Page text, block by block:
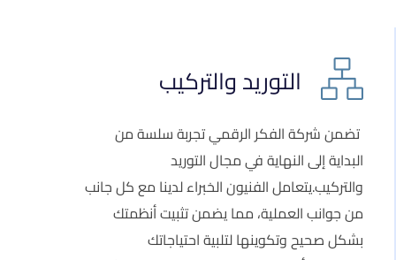
التوريد والتركيب
تضمن شركة الفكر الرقمي تجربة سلسة من
البداية إلى النهاية في مجال التوريد
والتركيب.يتعامل الفنيون الخبراء لدينا مع كل جانب
من جوانب العملية، مما يضمن تثبيت أنظمتك
بشكل صحيح وتكوينها لتلبية احتياجاتك